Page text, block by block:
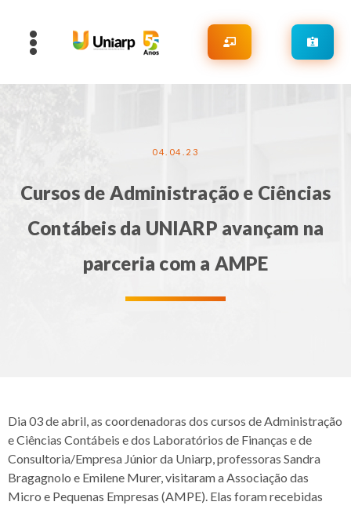
04.04.23
Cursos de Administração e Ciências
Contábeis da UNIARP avançam na
parceria com a AMPE
Dia 03 de abril, as coordenadoras dos cursos de Administração
e Ciências Contábeis e dos Laboratórios de Finanças e de
Consultoria/Empresa Júnior da Uniarp, professoras Sandra
Bragagnolo e Emilene Murer, visitaram a Associação das
Micro e Pequenas Empresas (AMPE). Elas foram recebidas